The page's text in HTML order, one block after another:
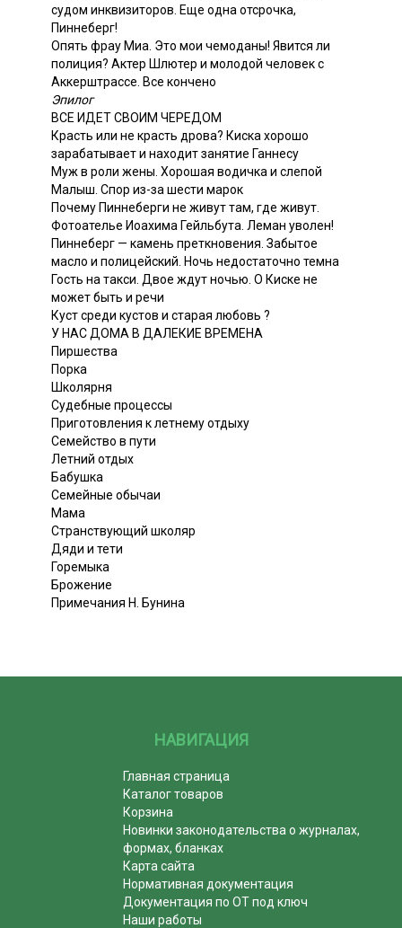
судом инквизиторов. Еще одна отсрочка,
Пиннеберг!
Опять фрау Миа. Это мои чемоданы! Явится ли
полиция? Актер Шлютер и молодой человек с
Аккерштрассе. Все кончено
Эпилог
ВСЕ ИДЕТ СВОИМ ЧЕРЕДОМ
Красть или не красть дрова? Киска хорошо
зарабатывает и находит занятие Ганнесу
Муж в роли жены. Хорошая водичка и слепой
Малыш. Спор из-за шести марок
Почему Пиннеберги не живут там, где живут.
Фотоателье Иоахима Гейльбута. Леман уволен!
Пиннеберг — камень преткновения. Забытое
масло и полицейский. Ночь недостаточно темна
Гость на такси. Двое ждут ночью. О Киске не
может быть и речи
Куст среди кустов и старая любовь ?
У НАС ДОМА В ДАЛЕКИЕ ВРЕМЕНА
Пиршества
Порка
Школярня
Судебные процессы
Приготовления к летнему отдыху
Семейство в пути
Летний отдых
Бабушка
Семейные обычаи
Мама
Странствующий школяр
Дяди и тети
Горемыка
Брожение
Примечания Н. Бунина
НАВИГАЦИЯ
Главная страница
Каталог товаров
Корзина
Новинки законодательства о журналах,
формах, бланках
Карта сайта
Нормативная документация
Документация по ОТ под ключ
Наши работы